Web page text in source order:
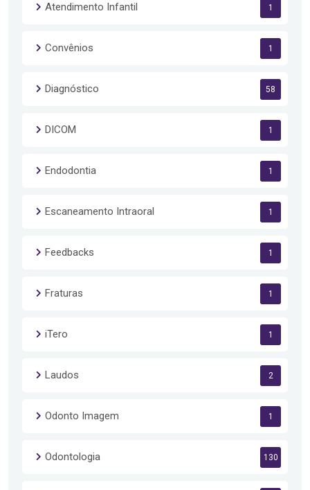
Atendimento Infantil 1
Convênios 1
Diagnóstico 58
DICOM 1
Endodontia 1
Escaneamento Intraoral 1
Feedbacks 1
Fraturas 1
iTero 1
Laudos 2
Odonto Imagem 1
Odontologia 130